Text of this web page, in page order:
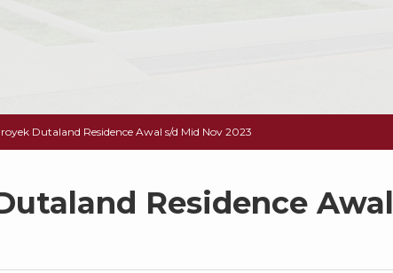
Dutaland Residence Awal s/d Mid Nov 2023
Residence Awal